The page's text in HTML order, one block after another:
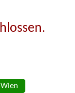
Wien